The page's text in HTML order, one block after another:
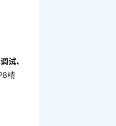
试、
精